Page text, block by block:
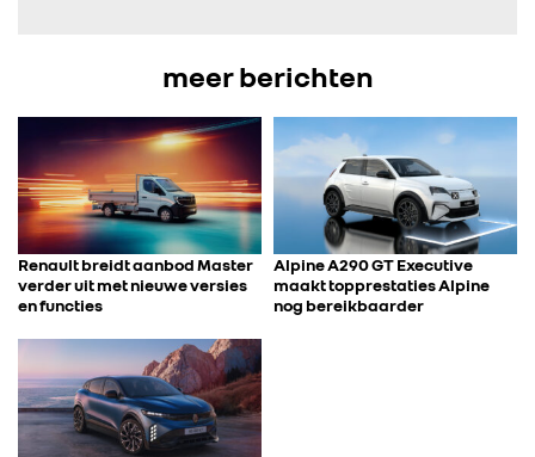
meer berichten
Renault breidt aanbod Master
verder uit met nieuwe versies
en functies
Alpine A290 GT Executive
maakt topprestaties Alpine
nog bereikbaarder